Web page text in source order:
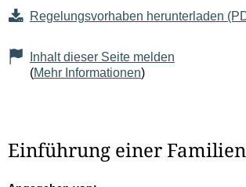
Regelungsvorhaben herunterladen
Inhalt dieser Seite melden
(Mehr Informationen)
Einführung einer